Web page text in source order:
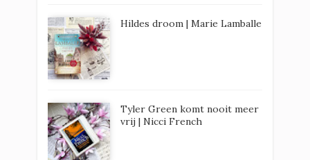
Hildes droom | Marie Lamballe
Tyler Green komt nooit meer
vrij | Nicci French